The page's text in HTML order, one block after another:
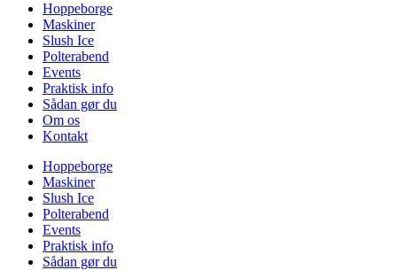
Hoppeborge
Maskiner
Slush Ice
Polterabend
Events
Praktisk info
Sådan gør du
Om os
Kontakt
Hoppeborge
Maskiner
Slush Ice
Polterabend
Events
Praktisk info
Sådan gør du